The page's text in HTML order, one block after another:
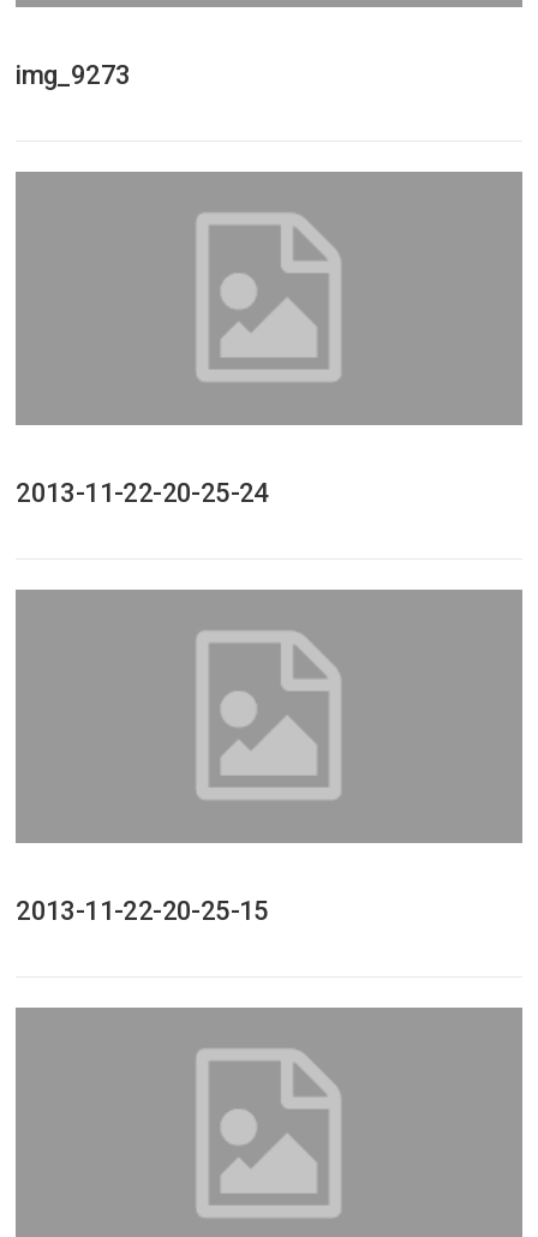
img_9273
2013-11-22-20-25-24
2013-11-22-20-25-15